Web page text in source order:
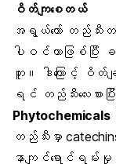
ဝိတ်ကျစေတယ်
အရွယ်တော် တည်သီ
ပါဝင်တာဖြစ်ပြီ
ဘူး။ ဒါကြောင့် ဝိတ်
ရင် တည်သီးလေးစားပ
တည်သီးမှာ
နာကျင်ရောင်ရမ်း